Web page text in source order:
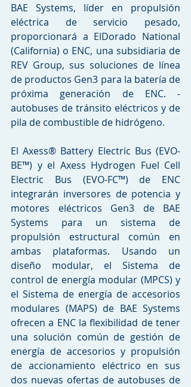
BAE Systems, líder en propulsión
eléctrica de servicio pesado,
proporcionará a ElDorado National
(California) o ENC, una subsidiaria de
REV Group, sus soluciones de línea
de productos Gen3 para la batería de
próxima generación de ENC. -
autobuses de tránsito eléctricos y de
pila de combustible de hidrógeno.
El Axess® Battery Electric Bus (EVO-
BE™) y el Axess Hydrogen Fuel Cell
Electric Bus (EVO-FC™) de ENC
integrarán inversores de potencia y
motores eléctricos Gen3 de BAE
Systems para un sistema de
propulsión estructural común en
ambas plataformas. Usando un
diseño modular, el Sistema de
control de energía modular (MPCS) y
el Sistema de energía de accesorios
modulares (MAPS) de BAE Systems
ofrecen a ENC la flexibilidad de tener
una solución común de gestión de
energía de accesorios y propulsión
de accionamiento eléctrico en sus
dos nuevas ofertas de autobuses de